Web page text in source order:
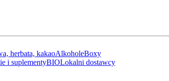
herbata, kakaoAlkoholeBoxy
i suplementyBIOLokalni dostawcy